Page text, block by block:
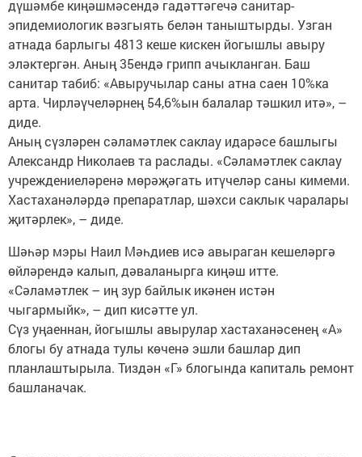
дүшәмбе киңәшмәсендә гадәттәгечә санитар-
эпидемиологик вәзгыять белән таныштырды. Узган
атнада барлыгы 4813 кеше кискен йогышлы авыру
эләктергән. Аның 35ендә грипп ачыкланган. Баш
санитар табиб: «Авыручылар саны атна саен 10%ка
арта. Чирләүчеләрнең 54,6%ын балалар тәшкил итә», –
диде.
Аның сүзләрен сәламәтлек саклау идарәсе башлыгы
Александр Николаев та раслады. «Сәламәтлек саклау
учреждениеләренә мөрәҗәгать итүчеләр саны кимеми.
Хастаханәләрдә препаратлар, шәхси саклык чаралары
җитәрлек», – диде.
Шәһәр мэры Наил Мәһдиев исә авыраган кешеләргә
өйләрендә калып, дәваланырга киңәш итте.
«Сәламәтлек – иң зур байлык икәнен истән
чыгармыйк», – дип кисәтте ул.
Сүз уңаеннан, йогышлы авырулар хастаханәсенең «А»
блогы бу атнада тулы көченә эшли башлар дип
планлаштырыла. Тиздән «Г» блогында капиталь ремонт
башланачак.